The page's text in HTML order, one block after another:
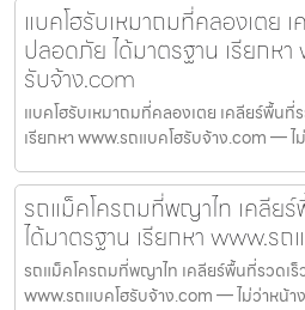
แบคโฮรับเหมาถมที่คลองเตย
ปลอดภัย ได้มาตรฐาน เรียกห
รับจ้าง.com
แบคโฮรับเหมาถมที่คลองเตย เคลียร์พื้นที่
เรียกหา www.รถแบคโฮรับจ้าง.com — ไ
รถแม็คโครถมที่พญาไท เคลีย
ได้มาตรฐาน เรียกหา www.ร
รถแม็คโครถมที่พญาไท เคลียร์พื้นที่รวดเร็
www.รถแบคโฮรับจ้าง.com — ไม่ว่าหน้า